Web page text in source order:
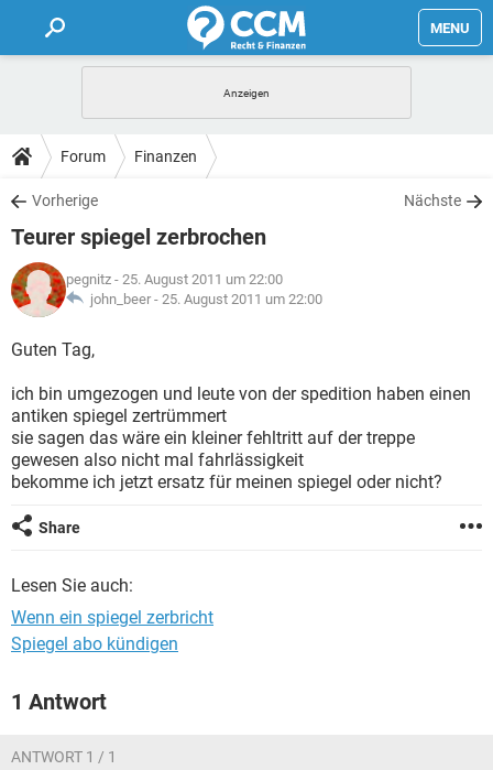
MENU
FORUM
TIPPS
Forum Finanzen
Vorherige Nächste
Teurer spiegel zerbrochen
pegnitz - 25. August 2011 um 22:00
john_beer - 25. August 2011 um 22:00
Guten Tag,
ich bin umgezogen und leute von der spedition haben einen
antiken spiegel zertrümmert
sie sagen das wäre ein kleiner fehltritt auf der treppe
gewesen also nicht mal fahrlässigkeit
bekomme ich jetzt ersatz für meinen spiegel oder nicht?
Share
Lesen Sie auch:
Wenn ein spiegel zerbricht
Spiegel abo kündigen
1 Antwort
ANTWORT 1 / 1